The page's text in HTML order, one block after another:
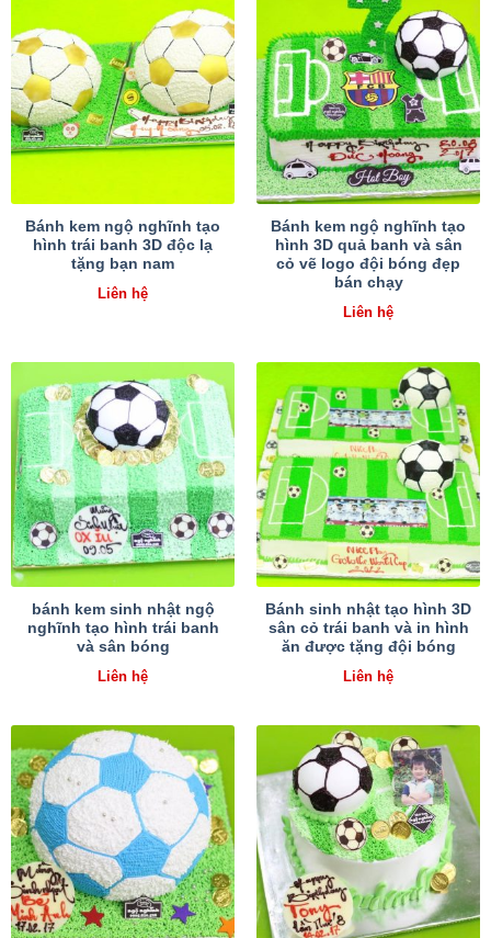
Bánh kem ngộ nghĩnh tạo
hình trái banh 3D độc lạ
tặng bạn nam
Liên hệ
Bánh kem ngộ nghĩnh tạo
hình 3D quả banh và sân
cỏ vẽ logo đội bóng đẹp
bán chạy
Liên hệ
bánh kem sinh nhật ngộ
nghĩnh tạo hình trái banh
và sân bóng
Liên hệ
Bánh sinh nhật tạo hình 3D
sân cỏ trái banh và in hình
ăn được tặng đội bóng
Liên hệ